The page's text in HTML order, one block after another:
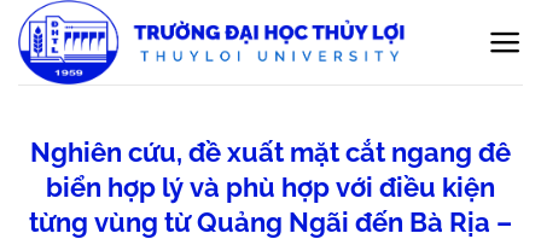
qua
nội
Nghiên cứu, đề xuất mặt cắt ngang đê
biển hợp lý và phù hợp với điều kiện
từng vùng từ Quảng Ngãi đến Bà Rịa –